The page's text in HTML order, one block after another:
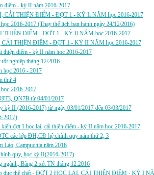
điểm - kỳ II năm 2016-2017
CẢI THIỆN ĐIỂM - ĐỢT 1 - KỲ Ii NĂM học 2016-2017
2016-2017 (Thay thế lịch ban hành ngày 24/12/2016)
ĐIỂM - ĐỢT 1 - KỲ Ii NĂM học 2016-2017
THIỆN ĐIỂM - ĐỢT 1 - KỲ II NĂM học 2016-2017
điểm - kỳ II năm hoc 2016-2017
nghiệp tháng 12/2016
học 2016 - 2017
thứ 4
2016-2017
QN7B từ 04/01/2017
II (2016-2017) từ ngày 03/01/2017 đến 03/03/2017
2017)
đợt 1 học lại, cải thiện điểm - kỳ II năm hoc 2016-2017
các lớp ĐH,CĐ hệ chính quy năm thứ 2, 3
Lào, Campuchia năm 2016
quy, học kỳ II(2016-2017)
Bằng 2 xét TN tháng 12.2016
dục thể chất - ĐỢT 2 HỌC LẠI, CẢI THIỆN ĐIỂM - KỲ I